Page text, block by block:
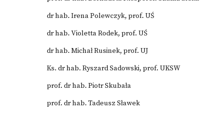
dr hab. Irena Polewczyk, prof. UŚ
dr hab. Violetta Rodek, prof. UŚ
dr hab. Michał Rusinek, prof. UJ
Ks. dr hab. Ryszard Sadowski, prof. UKSW
prof. dr hab. Piotr Skubała
prof. dr hab. Tadeusz Sławek